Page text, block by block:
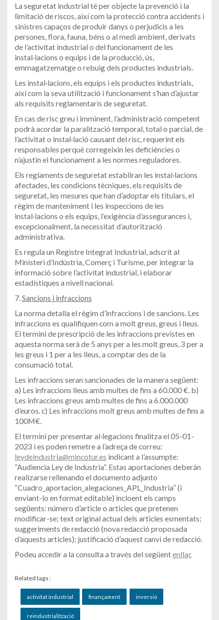
La seguretat industrial té per objecte la prevenció i la
limitació de riscos, així com la protecció contra accidents i
sinistres capaços de produir danys o perjudicis a les
persones, flora, fauna, béns o al medi ambient, derivats
de l’activitat industrial o del funcionament de les
instal·lacions o equips i de la producció, ús,
emmagatzematge o rebuig dels productes industrials.
Les instal·lacions, els equips i els productes industrials,
així com la seva utilització i funcionament s’han d’ajustar
als requisits reglamentaris de seguretat.
En cas de risc greu i imminent, l’administració competent
podrà acordar la paralització temporal, total o parcial, de
l’activitat o instal·lació causant del risc, requerint els
responsables perquè corregeixin les deficiències o
n’ajustin el funcionament a les normes reguladores.
Els reglaments de seguretat establiran les instal·lacions
afectades, les condicions tècniques, els requisits de
seguretat, les mesures que han d’adoptar els titulars, el
règim de manteniment i les inspeccions de les
instal·lacions o els equips, l’exigència d’assegurances i,
excepcionalment, la necessitat d’autorització
administrativa.
Es regula un Registre Integrat Industrial, adscrit al
Ministeri d’Indústria, Comerç i Turisme, per integrar la
informació sobre l’activitat industrial, i elaborar
estadístiques a nivell nacional.
7. Sancions i infraccions
La norma detalla el règim d’infraccions i de sancions. Les
infraccions es qualifiquen com a molt greus, greus i lleus.
El termini de prescripció de les infraccions previstes en
aquesta norma serà de 5 anys per a les molt greus, 3 per a
les greus i 1 per a les lleus, a comptar des de la
consumació total.
Les infraccions seran sancionades de la manera següent:
a) Les infraccions lleus amb multes de fins a 60.000 €. b)
Les infraccions greus amb multes de fins a 6.000.000
d’euros. c) Les infraccions molt greus amb multes de fins a
100M€.
El termini per presentar al·legacions finalitza el 05-01-
2023 i es poden remetre a l’adreça de correu:
leydeindustria@mincotur.es indicant a l’assumpte:
“Audiencia Ley de Industria”. Estas aportaciones deberán
realizarse rellenando el documento adjunto
“Cuadro_aportacion_alegaciones_APL_Industria” (i
enviant-lo en format editable) incloent els camps
següents: número d’article o articles que pretenen
modificar-se; text original actual dels articles esmentats;
suggeriments de redacció (nova redacció proposada
d’aquests articles); justificació d’aquest canvi de redacció.
Podeu accedir a la consulta a través del següentenllaç
Related tags :
activitat industrial finançament inversió
reindustrialització